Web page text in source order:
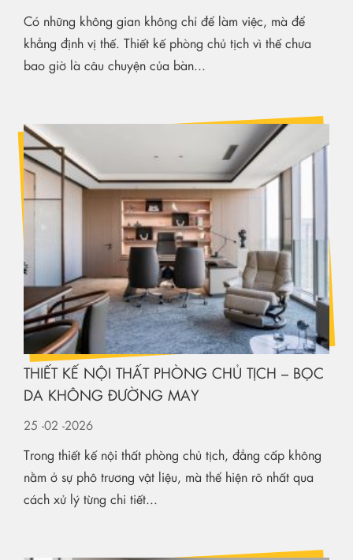
Có những không gian không chỉ để làm việc, mà để
khẳng định vị thế. Thiết kế phòng chủ tịch vì thế chưa
bao giờ là câu chuyện của bàn...
THIẾT KẾ NỘI THẤT PHÒNG CHỦ TỊCH – BỌC
DA KHÔNG ĐƯỜNG MAY
25 -02 -2026
Trong thiết kế nội thất phòng chủ tịch, đẳng cấp không
nằm ở sự phô trương vật liệu, mà thể hiện rõ nhất qua
cách xử lý từng chi tiết...